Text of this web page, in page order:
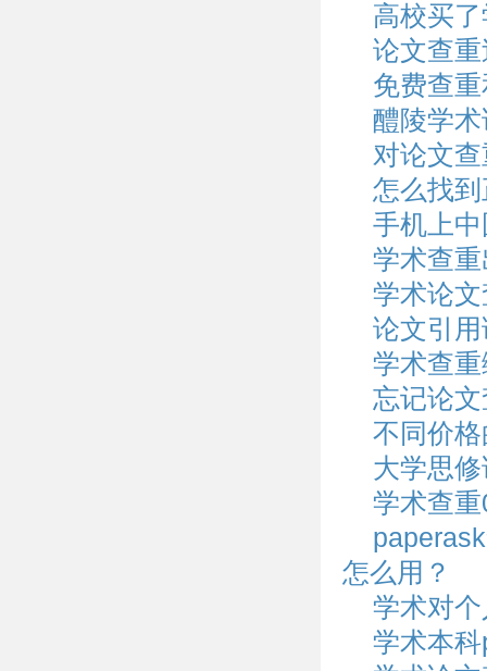
高校买
论文查
免费查
醴陵学
对论文
怎么找
手机上
学术查
学术论
论文引
学术查
忘记论
不同价
大学思
学术查
怎么用？
学术对
学术本